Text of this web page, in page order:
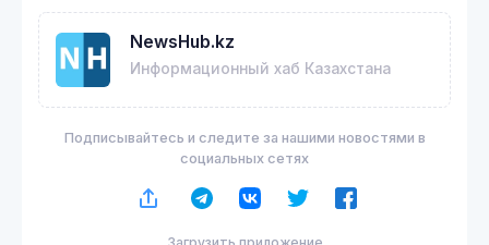
NewsHub.kz
Информационный хаб Казахстана
Подписывайтесь и следите за нашими новостями в
социальных сетях